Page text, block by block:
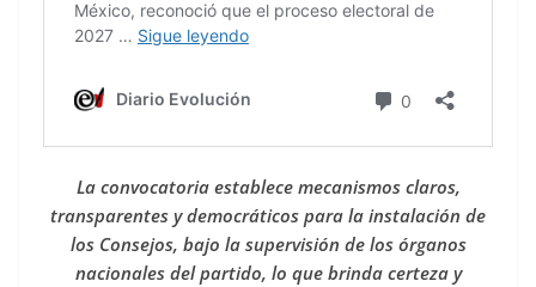
La convocatoria establece mecanismos claros,
transparentes y democráticos para la instalación de
los Consejos, bajo la supervisión de los órganos
nacionales del partido, lo que brinda certeza y